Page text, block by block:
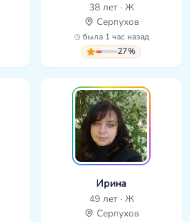
38 лет · Ж
Серпухов
была 1 час назад
27%
Ирина
49 лет · Ж
Серпухов